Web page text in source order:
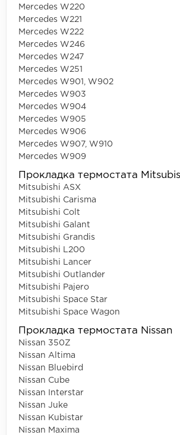
Mercedes W220
Mercedes W221
Mercedes W222
Mercedes W246
Mercedes W247
Mercedes W251
Mercedes W901, W902
Mercedes W903
Mercedes W904
Mercedes W905
Mercedes W906
Mercedes W907, W910
Mercedes W909
Прокладка термостата
Mitsubishi ASX
Mitsubishi Carisma
Mitsubishi Colt
Mitsubishi Galant
Mitsubishi Grandis
Mitsubishi L200
Mitsubishi Lancer
Mitsubishi Outlander
Mitsubishi Pajero
Mitsubishi Space Star
Mitsubishi Space Wagon
Прокладка термостата Nissan
Nissan 350Z
Nissan Altima
Nissan Bluebird
Nissan Cube
Nissan Interstar
Nissan Juke
Nissan Kubistar
Nissan Maxima